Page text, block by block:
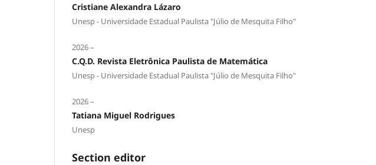
Cristiane Alexandra Lázaro
Unesp - Universidade Estadual Paulista "Júlio de Mesquita Filho"
2026 –
C.Q.D. Revista Eletrônica Paulista de Matemática
Unesp - Universidade Estadual Paulista "Júlio de Mesquita Filho"
2026 –
Tatiana Miguel Rodrigues
Unesp
Section editor